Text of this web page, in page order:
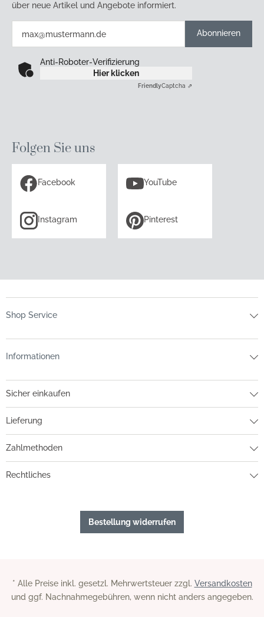
über neue Artikel und Angebote informiert.
Abonnieren
Anti-Roboter-Verifizierung
Hier klicken
FriendlyCaptcha ⇗
Folgen Sie uns
Facebook YouTube
Instagram Pinterest
Shop Service
Informationen
Sicher einkaufen
Lieferung
Zahlmethoden
Rechtliches
Bestellung widerrufen
* Alle Preise inkl. gesetzl. Mehrwertsteuer zzgl. Versandkosten
und ggf. Nachnahmegebühren, wenn nicht anders angegeben.